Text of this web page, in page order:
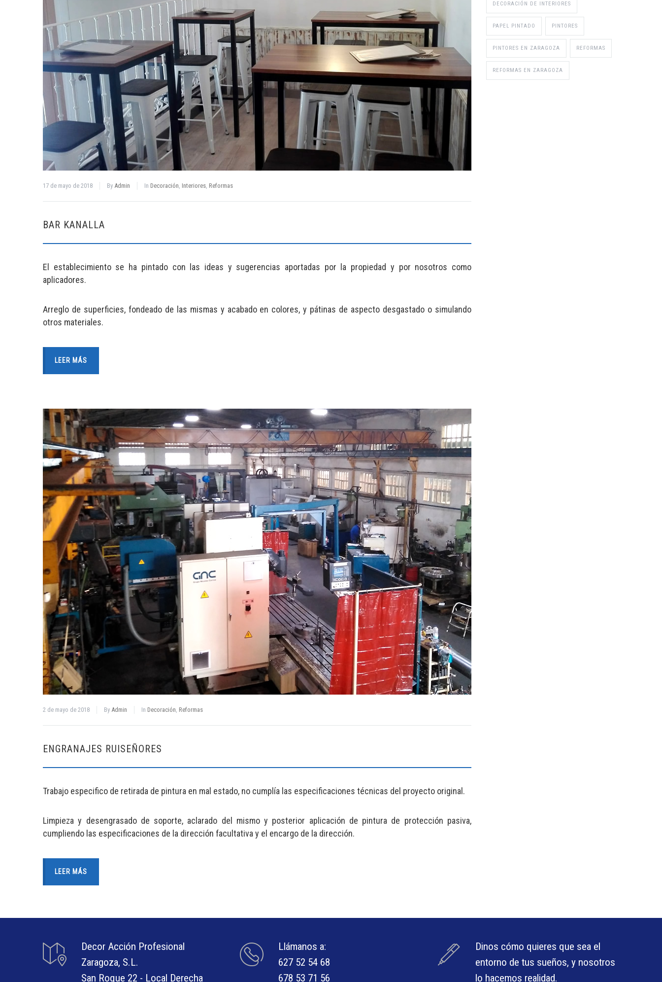
17 de mayo de 2018 By Admin In Decoración, Interiores, Reformas
BAR KANALLA
El establecimiento se ha pintado con las ideas y sugerencias aportadas por la propiedad y por nosotros como
aplicadores.
Arreglo de superficies, fondeado de las mismas y acabado en colores, y pátinas de aspecto desgastado o simulando
otros materiales.
LEER MÁS
2 de mayo de 2018 By Admin In Decoración, Reformas
ENGRANAJES RUISEÑORES
Trabajo especifico de retirada de pintura en mal estado, no cumplía las especificaciones técnicas del proyecto original.
Limpieza y desengrasado de soporte, aclarado del mismo y posterior aplicación de pintura de protección pasiva,
cumpliendo las especificaciones de la dirección facultativa y el encargo de la dirección.
LEER MÁS
DECORACIÓN DE INTERIORES
PAPEL PINTADO PINTORES
PINTORES EN ZARAGOZA REFORMAS
REFORMAS EN ZARAGOZA
Decor Acción Profesional
Zaragoza, S.L.
San Roque 22 - Local Derecha
Llámanos a:
627 52 54 68
678 53 71 56
Dinos cómo quieres que sea el
entorno de tus sueños, y nosotros
lo hacemos realidad.